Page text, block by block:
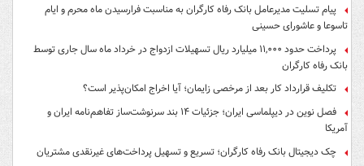
پیام تسلیت مدیرعامل بانک رفاه کارگران به مناسبت فرارسیدن ماه محرم و ایام
تاسوعا و عاشورای حسینی
پرداخت حدود ۱۱,۰۰۰ میلیارد ریال تسهیلات ازدواج در خرداد ماه سال جاری توسط
بانک رفاه کارگران
تکلیف قرارداد کار بعد از مرخصی زایمان؛ آیا اخراج امکان‌پذیر است؟
فصل نوین در دیپلماسی ایران؛ جزئیات ۱۴ بند سرنوشت‌ساز تفاهم‌نامه ایران و
آمریکا
چک دیجیتال بانک رفاه کارگران؛ تسریع و تسهیل پرداخت‌های غیرنقدی مشتریان